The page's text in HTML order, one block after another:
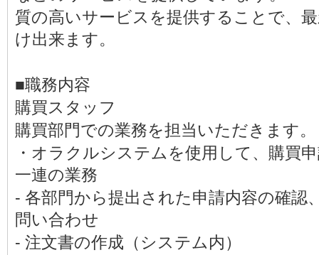
質の高いサービスを提供することで、
け出来ます。
■職務内容
購買スタッフ
購買部門での業務を担当いただきます。
・オラクルシステムを使用して、購買
一連の業務
- 各部門から提出された申請内容の確認
問い合わせ
- 注文書の作成（システム内）